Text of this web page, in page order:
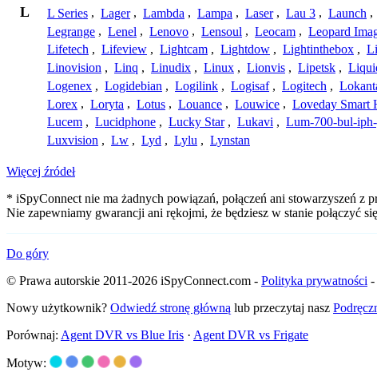
L L Series , Lager , Lambda , Lampa , Laser , Lau 3 , Launch ,
Legrange , Lenel , Lenovo , Lensoul , Leocam , Leopard
Lifetech , Lifeview , Lightcam , Lightdow , Lightinthebox ,
Linovision , Linq , Linudix , Linux , Lionvis , Lipetsk ,
Logenex , Logidebian , Logilink , Logisaf , Logitech ,
Lorex , Loryta , Lotus , Louance , Louwice , Loveday Smart
Lucem , Lucidphone , Lucky Star , Lukavi , Lum-700-bul-
Luxvision , Lw , Lyd , Lylu , Lynstan
Więcej źródeł
* iSpyConnect nie ma żadnych powiązań, połączeń ani stowarzyszeń z
Nie zapewniamy gwarancji ani rękojmi, że będziesz w stanie połączyć
Do góry
© Prawa autorskie 2011-2026 iSpyConnect.com - Polityka prywatności -
Nowy użytkownik? Odwiedź stronę główną lub przeczytaj nasz
Porównaj: Agent DVR vs Blue Iris · Agent DVR vs Frigate
Motyw: